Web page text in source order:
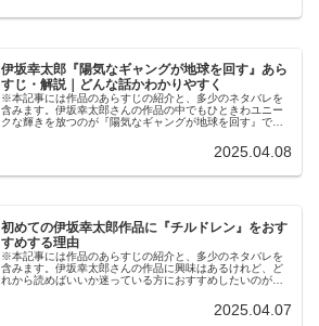
伊坂幸太郎『陽気なギャングが地球を回す』あら
すじ・解説｜どんな話かわかりやすく
※本記事には作品のあらすじの紹介と、多少のネタバレを
含みます。伊坂幸太郎さんの作品の中でもひときわユニー
クな輝きを放つのが『陽気なギャングが地球を回す』で
2025.04.08
初めての伊坂幸太郎作品に『チルドレン』をおす
すめする理由
※本記事には作品のあらすじの紹介と、多少のネタバレを
含みます。伊坂幸太郎さんの作品に興味はあるけれど、ど
れから読めばいいか迷っている方におすすめしたいのが
2025.04.07